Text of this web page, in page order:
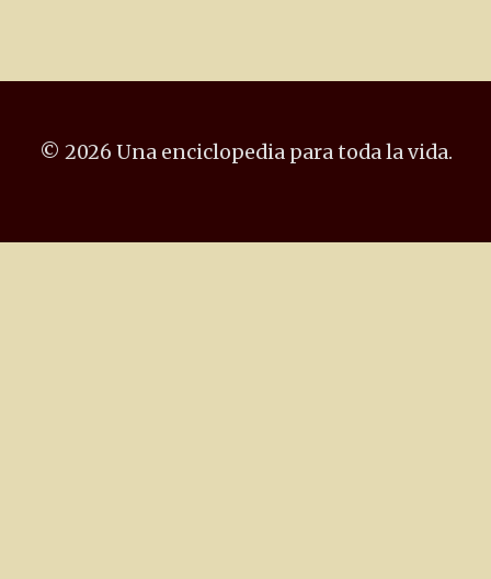
© 2026 Una enciclopedia para toda la vida.